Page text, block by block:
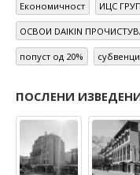
Економичност ИЦС
ОСВОИ DAIKIN
попуст од 20%
ПОСЛЕНИ